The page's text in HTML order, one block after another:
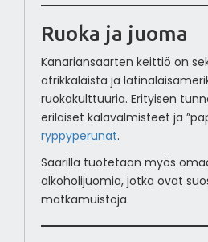
Ruoka ja juoma
Kanariansaarten keittiö on
afrikkalaista ja
ruokakulttuuria. Erityisen
erilaiset kalavalmisteet ja
ryppyperunat.
Saarilla tuotetaan myös
alkoholijuomia, jotka ovat
matkamuistoja.